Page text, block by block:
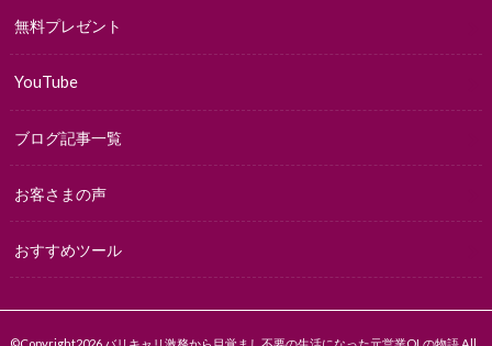
無料プレゼント
YouTube
ブログ記事一覧
お客さまの声
おすすめツール